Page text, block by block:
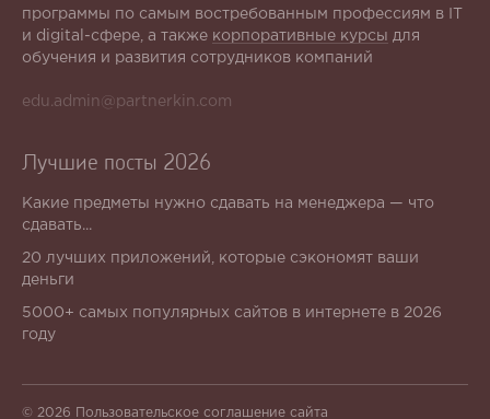
программы по самым востребованным профессиям в IT
и digital-сфере, а также корпоративные курсы для
обучения и развития сотрудников компаний
edu.admin@partnerkin.com
Лучшие посты 2026
Какие предметы нужно сдавать на менеджера — что
сдавать...
20 лучших приложений, которые сэкономят ваши
деньги
5000+ самых популярных сайтов в интернете в 2026
году
© 2026 Пользовательское соглашение сайта